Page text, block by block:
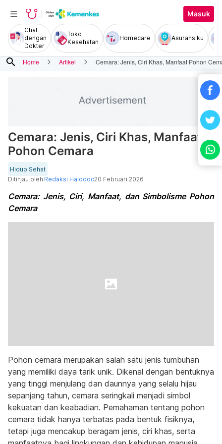
Masuk
Chat
dengan
Dokter
Toko
Kesehatan
Homecare Asuransiku
search Home Artikel Cemara: Jenis, Ciri Khas, Manfaat Pohon
Cemara: Jenis, Ciri Khas, Manfaat
Pohon Cemara
Hidup Sehat
Ditinjau oleh Redaksi Halodoc20 Februari 2026
Cemara: Jenis, Ciri, Manfaat, dan Simbolisme Pohon
Cemara
Pohon cemara merupakan salah satu jenis tumbuhan
yang memiliki daya tarik unik. Dikenal dengan bentuknya
yang tinggi menjulang dan daunnya yang selalu hijau
sepanjang tahun, cemara seringkali menjadi simbol
kekuatan dan keabadian. Pemahaman tentang pohon
cemara tidak hanya terbatas pada bentuk fisiknya,
tetapi juga mencakup beragam jenis, ciri khas, serta